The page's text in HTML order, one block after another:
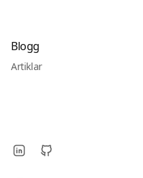
Blogg
Artiklar